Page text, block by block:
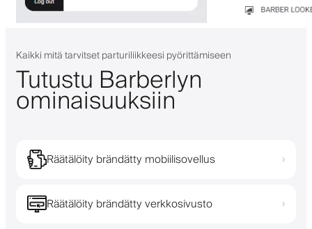
Kaikki mitä tarvitset parturiliikkeesi pyörittämiseen
Tutustu Barberlyn
ominaisuuksiin
Räätälöity brändätty mobiilisovellus ›
Räätälöity brändätty verkkosivusto ›